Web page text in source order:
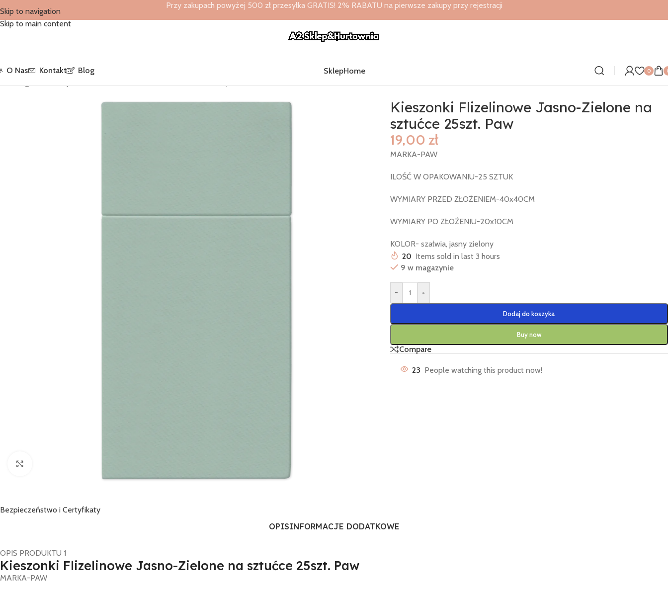
Skip to navigation
Skip to main content
Przy zakupach powyżej 500 zł przesyłka GRATIS! 2% RABATU na pierwsze zakupy przy rejestracji
O Nas Kontakt Blog SklepHome 0
Kieszonki Flizelinowe Jasno-Zielone na
sztućce 25szt. Paw
19,00 zł
MARKA-PAW
ILOŚĆ W OPAKOWANIU-25 SZTUK
WYMIARY PRZED ZŁOŻENIEM-40x40CM
WYMIARY PO ZŁOŻENIU-20x10CM
KOLOR- szałwia, jasny zielony
20 Items sold in last 3 hours
9 w magazynie
- +
Dodaj do koszyka
Buy now
Compare
23 People watching this product now!
Bezpieczeństwo i Certyfikaty
OPISINFORMACJE DODATKOWE
OPIS PRODUKTU 1
Kieszonki Flizelinowe Jasno-Zielone na sztućce 25szt. Paw
MARKA-PAW